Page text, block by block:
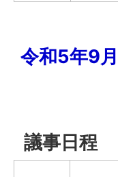
令和5年9月
議事日程